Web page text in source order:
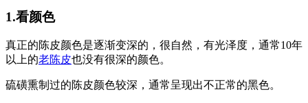
1.看颜色
真正的陈皮颜色是逐渐变深的，很自然，有光泽度，通常10年
以上的老陈皮也没有很深的颜色。
硫磺熏制过的陈皮颜色较深，通常呈现出不正常的黑色。